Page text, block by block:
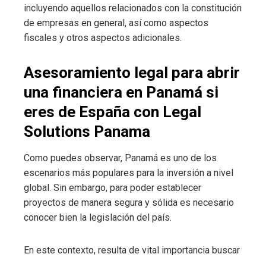
incluyendo aquellos relacionados con la constitución
de empresas en general, así como aspectos
fiscales y otros aspectos adicionales.
Asesoramiento legal para abrir
una financiera en Panamá si
eres de España con Legal
Solutions Panama
Como puedes observar, Panamá es uno de los
escenarios más populares para la inversión a nivel
global. Sin embargo, para poder establecer
proyectos de manera segura y sólida es necesario
conocer bien la legislación del país.
En este contexto, resulta de vital importancia buscar